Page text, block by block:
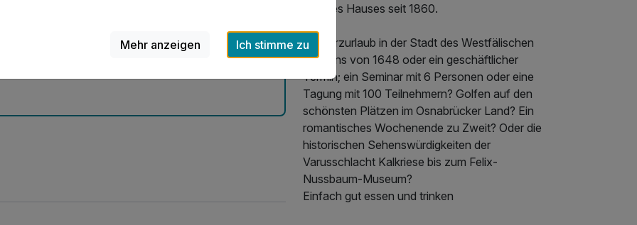
unseres Hauses seit 1860.
Ein Kurzurlaub in der Stadt des Westfälischen
Friedens von 1648 oder ein geschäftlicher
Termin; ein Seminar mit 6 Personen oder eine
Tagung mit 100 Teilnehmern? Golfen auf den
schönsten Plätzen im Osnabrücker Land? Ein
romantisches Wochenende zu Zweit? Oder die
historischen Sehenswürdigkeiten der
Varusschlacht Kalkriese bis zum Felix-
Nussbaum-Museum?
Einfach gut essen und trinken
Mehr anzeigen Ich stimme zu